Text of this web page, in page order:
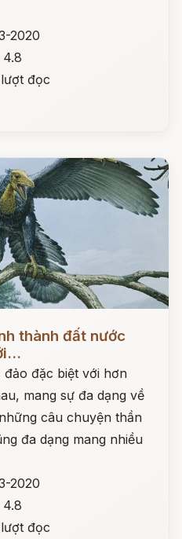
2020
4.8
đọc
thành đất nước
đảo đặc biệt với hơn
mang sự đa dạng về
câu chuyện thần
đa dạng mang nhiều
2020
4.8
đọc